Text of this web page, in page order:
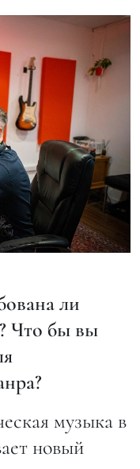
ли
Что бы вы
музыка в
новый